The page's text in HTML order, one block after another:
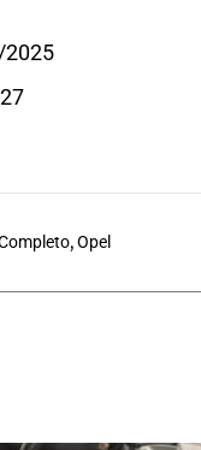
2025
,Opel